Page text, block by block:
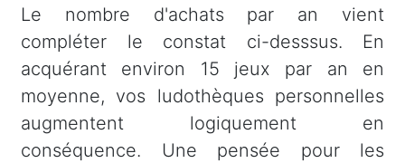
Le nombre d'achats par an vient
compléter le constat ci-desssus. En
acquérant environ 15 jeux par an en
moyenne, vos ludothèques personnelles
augmentent logiquement en
conséquence. Une pensée pour les